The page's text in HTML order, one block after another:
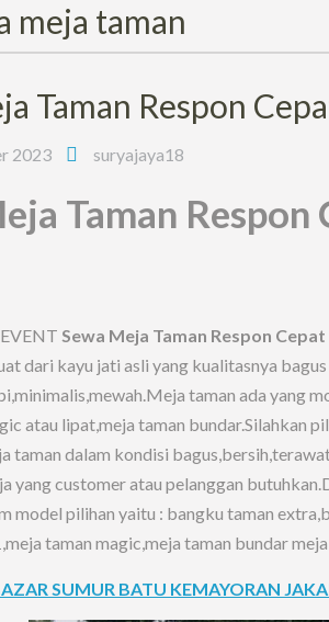
meja taman
Taman Respon
2023 suryajaya18
Taman
Sewa Meja Taman Respon
dari kayu jati asli yang kualitasnya
taman ada yang
atau lipat,meja taman bundar.Silahkan
taman dalam kondisi
yang customer atau pelanggan
model pilihan yaitu : bangku taman
taman magic,meja taman bundar
SUMUR BATU KEMAYORAN